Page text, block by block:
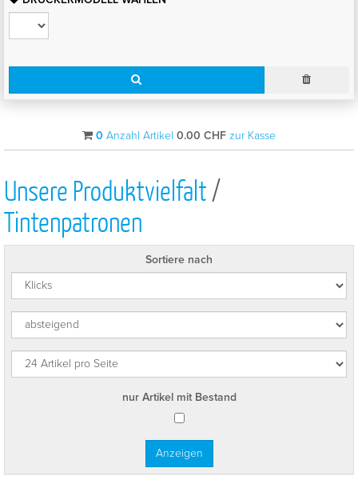
0 Anzahl Artikel 0.00 CHF zur Kasse
Unsere Produktvielfalt/
Tintenpatronen
Sortiere nach
nur Artikel mit Bestand